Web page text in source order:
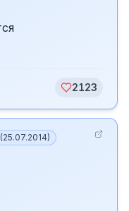
2123
(25.07.2014)